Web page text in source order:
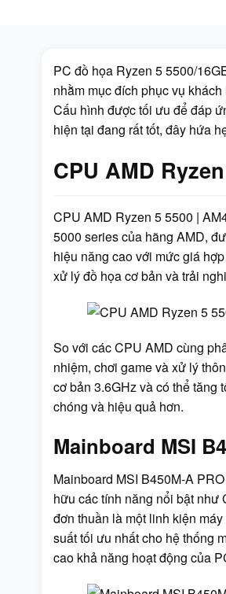
PC đồ họa Ryzen 5 5500/
nhằm mục đích phục vụ
Cấu hình được tối ưu để đáp
hiện tại đang rất tốt, đây hứa
CPU AMD
CPU AMD Ryzen 5 5500 |
5000 series của hãng AMD,
hiệu năng cao với mức giá
xử lý đồ họa cơ bản và trải
So với các CPU AMD cùng
nhiệm, chơi game và xử lý
cơ bản 3.6GHz và có thể tăng
chóng và hiệu quả hơn.
Mainboard MSI
Mainboard MSI B450M-A
hữu các tính năng nổi bật như
đơn thuần là một linh kiện
suất tối ưu nhất cho hệ thống
cao khả năng hoạt động của